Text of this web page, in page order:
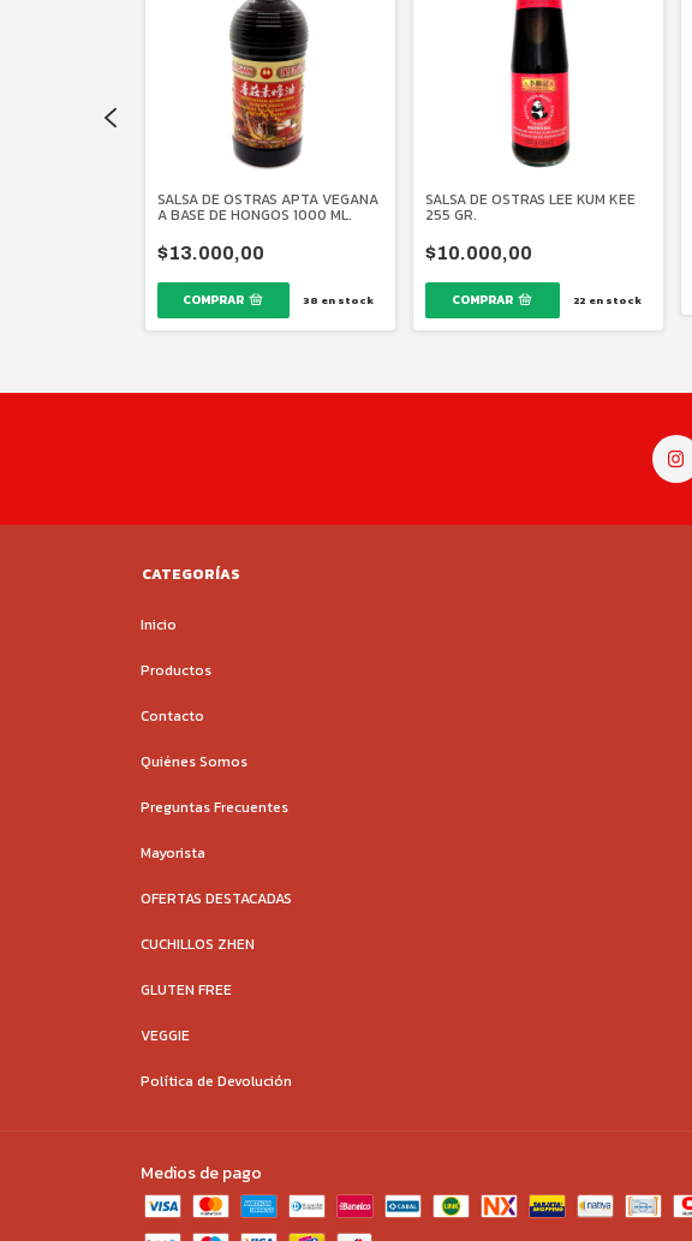
SALSA DE OSTRAS APTA VEGANA
A BASE DE HONGOS 1000 ML.
$13.000,00
38 en stock
SALSA DE OSTRAS LEE KUM KEE
255 GR.
$10.000,00
22 en stock
CATEGORÍAS
Inicio
Productos
Contacto
Quiénes Somos
Preguntas Frecuentes
Mayorista
OFERTAS DESTACADAS
CUCHILLOS ZHEN
GLUTEN FREE
VEGGIE
Política de Devolución
Medios de pago